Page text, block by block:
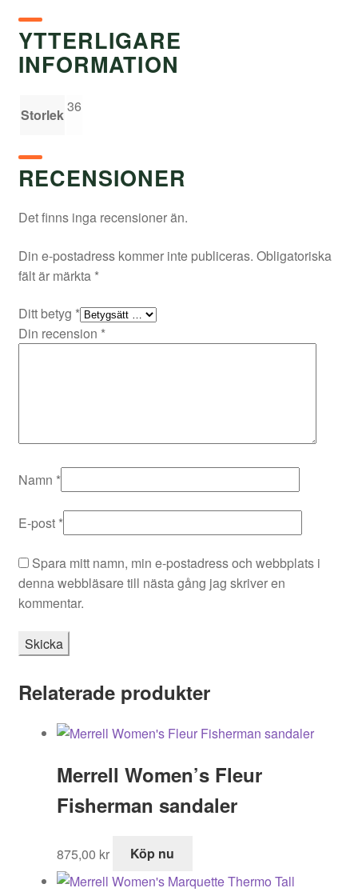
YTTERLIGARE
INFORMATION
Storlek36
RECENSIONER
Det finns inga recensioner än.
Din e-postadress kommer inte publiceras. Obligatoriska
fält är märkta *
Ditt betyg *
Din recension *
Namn *
E-post *
Spara mitt namn, min e-postadress och webbplats i
denna webbläsare till nästa gång jag skriver en
kommentar.
Relaterade produkter
Merrell Women’s Fleur
Fisherman sandaler
875,00 kr Köp nu